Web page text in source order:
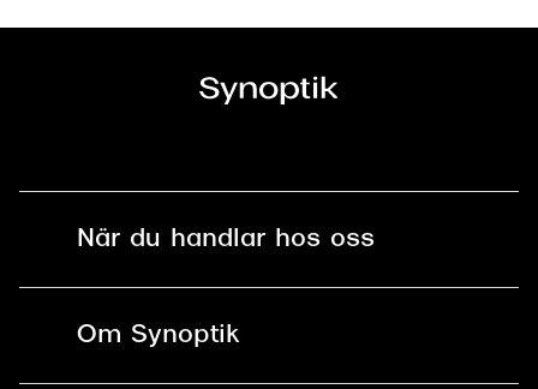
När du handlar hos oss
Om Synoptik